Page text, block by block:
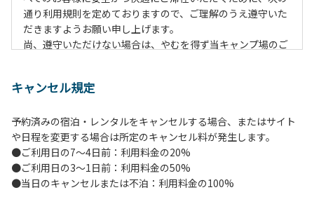
通り利用規則を定めておりますので、ご理解のうえ遵守いた
だきますようお願い申し上げます。
尚、遵守いただけない場合は、やむを得ず当キャンプ場のご
【当キャンプ場利用に際してのご案内ならびに注意事項】
２．利用におけるルールを遵守いただき、ご自身で事故の防
止に努めてください。
３．安全管理上、お子さまの単独での行動はご遠慮くださ
い。
４．当キャンプ場内を車で移動する場合は徐行運転（5ｋｍ/
キャンセル規定
予約済みの宿泊・レンタルをキャンセルする場合、またはサイト
や日程を変更する場合は所定のキャンセル料が発生します。
●ご利用日の7～4日前：利用料金の20%
●ご利用日の3～1日前：利用料金の50%
●当日のキャンセルまたは不泊：利用料金の100%